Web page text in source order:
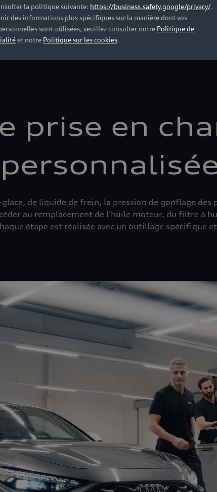
prise en
de liquide de frein, la pression de gonflage
au remplacement de l'huile moteur, du filtre à
étape est réalisée avec un outillage spécifique
la politique suivante: https://business.safety.google/privacy/.
des informations plus spécifiques sur la manière dont vos
sont utilisées, veuillez consulter notre Politique de
et notre Politique sur les cookies.